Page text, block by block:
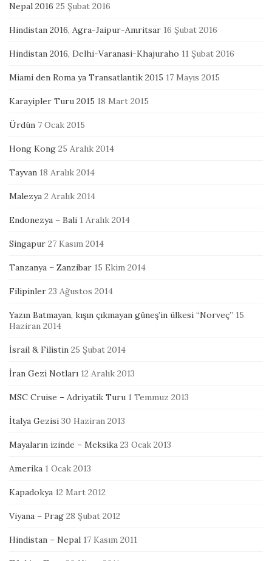
Nepal 2016 25 Şubat 2016
Hindistan 2016, Agra-Jaipur-Amritsar 16 Şubat 2016
Hindistan 2016, Delhi-Varanasi-Khajuraho 11 Şubat 2016
Miami den Roma ya Transatlantik 2015 17 Mayıs 2015
Karayipler Turu 2015 18 Mart 2015
Ürdün 7 Ocak 2015
Hong Kong 25 Aralık 2014
Tayvan 18 Aralık 2014
Malezya 2 Aralık 2014
Endonezya – Bali 1 Aralık 2014
Singapur 27 Kasım 2014
Tanzanya – Zanzibar 15 Ekim 2014
Filipinler 23 Ağustos 2014
Yazın Batmayan, kışın çıkmayan güneş’in ülkesi “Norveç” 15
Haziran 2014
İsrail & Filistin 25 Şubat 2014
İran Gezi Notları 12 Aralık 2013
MSC Cruise – Adriyatik Turu 1 Temmuz 2013
İtalya Gezisi 30 Haziran 2013
Mayaların izinde – Meksika 23 Ocak 2013
Amerika 1 Ocak 2013
Kapadokya 12 Mart 2012
Viyana – Prag 28 Şubat 2012
Hindistan – Nepal 17 Kasım 2011